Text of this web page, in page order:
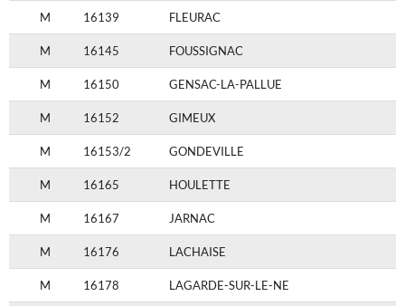
M 16139 FLEURAC
M 16145 FOUSSIGNAC
M 16150 GENSAC-LA-PALLUE
M 16152 GIMEUX
M 16153/2 GONDEVILLE
M 16165 HOULETTE
M 16167 JARNAC
M 16176 LACHAISE
M 16178 LAGARDE-SUR-LE-NE